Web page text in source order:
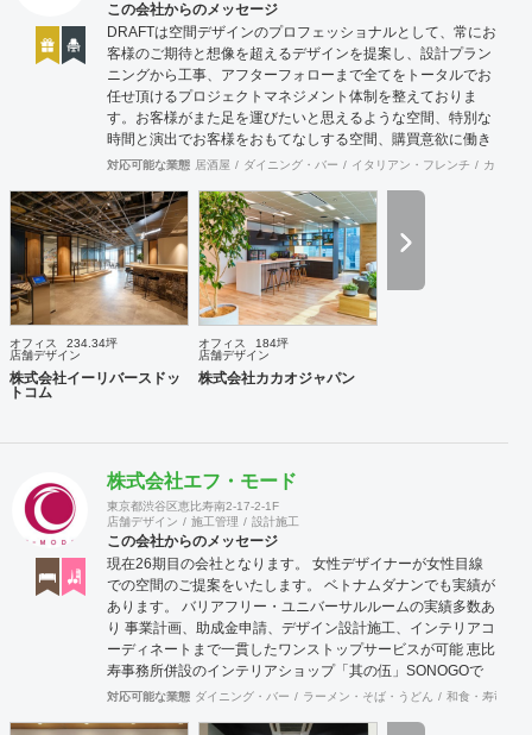
この会社からのメッセージ
DRAFTは空間デザインのプロフェッショナルとして、常にお
客様のご期待と想像を超えるデザインを提案し、設計プラン
ニングから工事、アフターフォローまで全てをトータルでお
任せ頂けるプロジェクトマネジメント体制を整えておりま
す。お客様がまた足を運びたいと思えるような空間、特別な
時間と演出でお客様をおもてなしする空間、購買意欲に働き
かけるレイアウトとVMD、ブランド力を高める空間演出な
持っております。 ご希望されるイメージ、コストに関する不
安要素、 新規オープン、移転・改装に関するスケジュール、
ほか不明点など、まずはお気軽にお問い合わせください。
対応可能な業態 居酒屋 ダイニング・バー イタリアン・フレンチ カフェ
オフィス
234.34坪
店舗デザイン
株式会社イーリバースドッ
トコム
オフィス
184坪
店舗デザイン
株式会社カカオジャパン
株式会社エフ・モード
東京都渋谷区恵比寿南2-17-2-1F
店舗デザイン
施工管理 設計施工
この会社からのメッセージ
現在26期目の会社となります。 女性デザイナーが女性目線
での空間のご提案をいたします。 ベトナムダナンでも実績が
あります。 バリアフリー・ユニバーサルルームの実績多数あ
り 事業計画、助成金申請、デザイン設計施工、インテリアコ
ーディネートまで一貫したワンストップサービスが可能 恵比
寿事務所併設のインテリアショップ「其の伍」SONOGOで
はオリジナル家具をはじめアンティーク骨董家具の販売もし
対応可能な業態 ダイニング・バー ラーメン・そば・うどん 和食・寿司